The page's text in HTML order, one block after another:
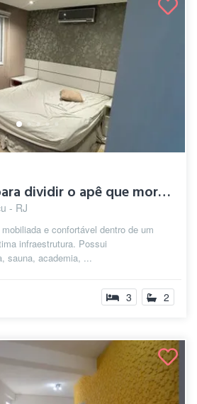
Busco alguem para dividir o apê que moro...
- RJ
e confortável dentro de um
infraestrutura. Possui
sauna, academia, ...
3 2